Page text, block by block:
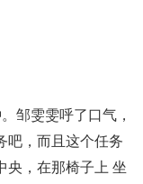
邹雯雯呼了口气，
吧，而且这个任务
央，在那椅子上 坐